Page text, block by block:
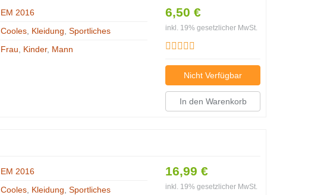
6,50 €
inkl. 19% gesetzlicher MwSt.
Nicht Verfügbar
In den Warenkorb
EM 2016
Cooles Kleidung Sportliches
Frau Kinder, Mann
16,99 €
inkl. 19% gesetzlicher MwSt.
EM 2016
Cooles Kleidung Sportliches